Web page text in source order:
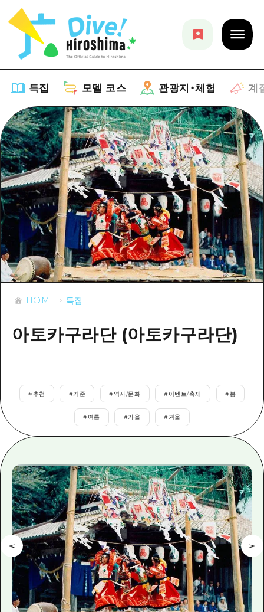
특집 모델 코스 관광지・체험 계
특집
목록
추천
아트
이벤트/축제
음식/술
사이클링
쇼핑
스포츠
세계유산
배움과 체험
기준
치유
자연
모델 코스
목록
Dive! Hiroshima 공식 가이드
Hiroshima Moshimo Travel
히로시마시 주변
아키(安芸)
비북(備北)
미야지마(宮島) 주변
야마구치(山口)현 동부
빠른 여행
반나절
1박 2일
2박 3일
관광지・체험
목록
히로시마시 주변
아키(安芸)
빈고(備後)
비북(備北)
미야지마(宮島) 주변
야마구치(山口)현 동부
에히메(愛媛)현
계절 정보
이벤트
유용한 정보
목록
시설 혼잡 상황
히로시마 OMOTENASHI 패스
HIROSHIMA FREE Wi-Fi
외국인 여행자용 거리 관광안내소
자원봉사 가이드
히로시마현내 매력을 동영상으로 소개!
자주 묻는 질문
사진 다운로드
HOME
뉴스
HOME 특집
아토카구라단 (아토카구라단)
# 추천 #기준 # 역사/문화 # 이벤트/축제 #봄
# 여름 #가을 # 겨울